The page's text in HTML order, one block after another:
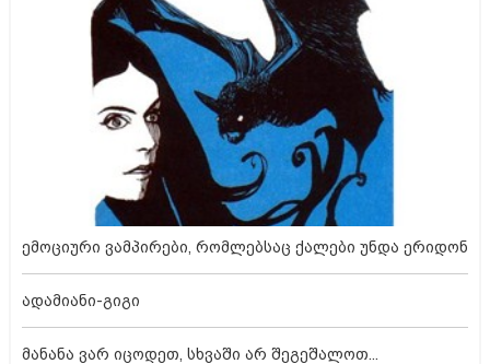
ემოციური ვამპირები, რომლებსაც ქალები უნდა ერიდონ
ადამიანი-გიგი
მანანა ვარ იცოდეთ, სხვაში არ შეგეშალოთ...